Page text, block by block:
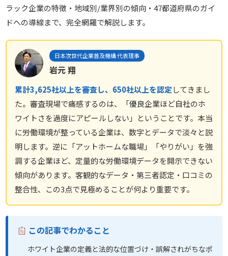
ラック企業の特徴・地域別/業界別の傾向・47都道府県のガイ
ドへの導線まで、完全網羅で解説します。
日本次世代企業普及機構 代表理事
岩元 翔
累計3,625社以上を審査し、650社以上を認定してきまし
た。審査現場で痛感するのは、「優良企業ほど自社のホ
ワイトさを過度にアピールしない」ということです。本当
に労働環境が整っている企業は、数字とデータで淡々と説
明します。逆に「アットホームな職場」「やりがい」を強
調する企業ほど、定量的な労働環境データを開示できない
傾向があります。客観的なデータ・第三者認定・口コミの
整合性、この3点で見極めることが何より重要です。
この記事でわかること
ホワイト企業の定義と法的な位置づけ・誤解されがちなポ